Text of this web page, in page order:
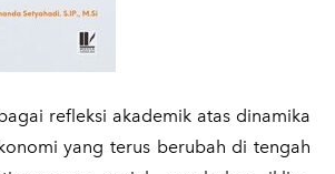
refleksi akademik atas dinamika
yang terus berubah di tengah